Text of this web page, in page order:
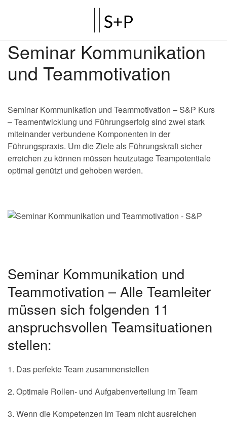
Seminar Kommunikation
und Teammotivation
Seminar Kommunikation und Teammotivation – S&P Kurs
– Teamentwicklung und Führungserfolg sind zwei stark
miteinander verbundene Komponenten in der
Führungspraxis. Um die Ziele als Führungskraft sicher
erreichen zu können müssen heutzutage Teampotentiale
optimal genützt und gehoben werden.
Seminar Kommunikation und
Teammotivation – Alle Teamleiter
müssen sich folgenden 11
anspruchsvollen Teamsituationen
stellen:
1. Das perfekte Team zusammenstellen
2. Optimale Rollen- und Aufgabenverteilung im Team
3. Wenn die Kompetenzen im Team nicht ausreichen